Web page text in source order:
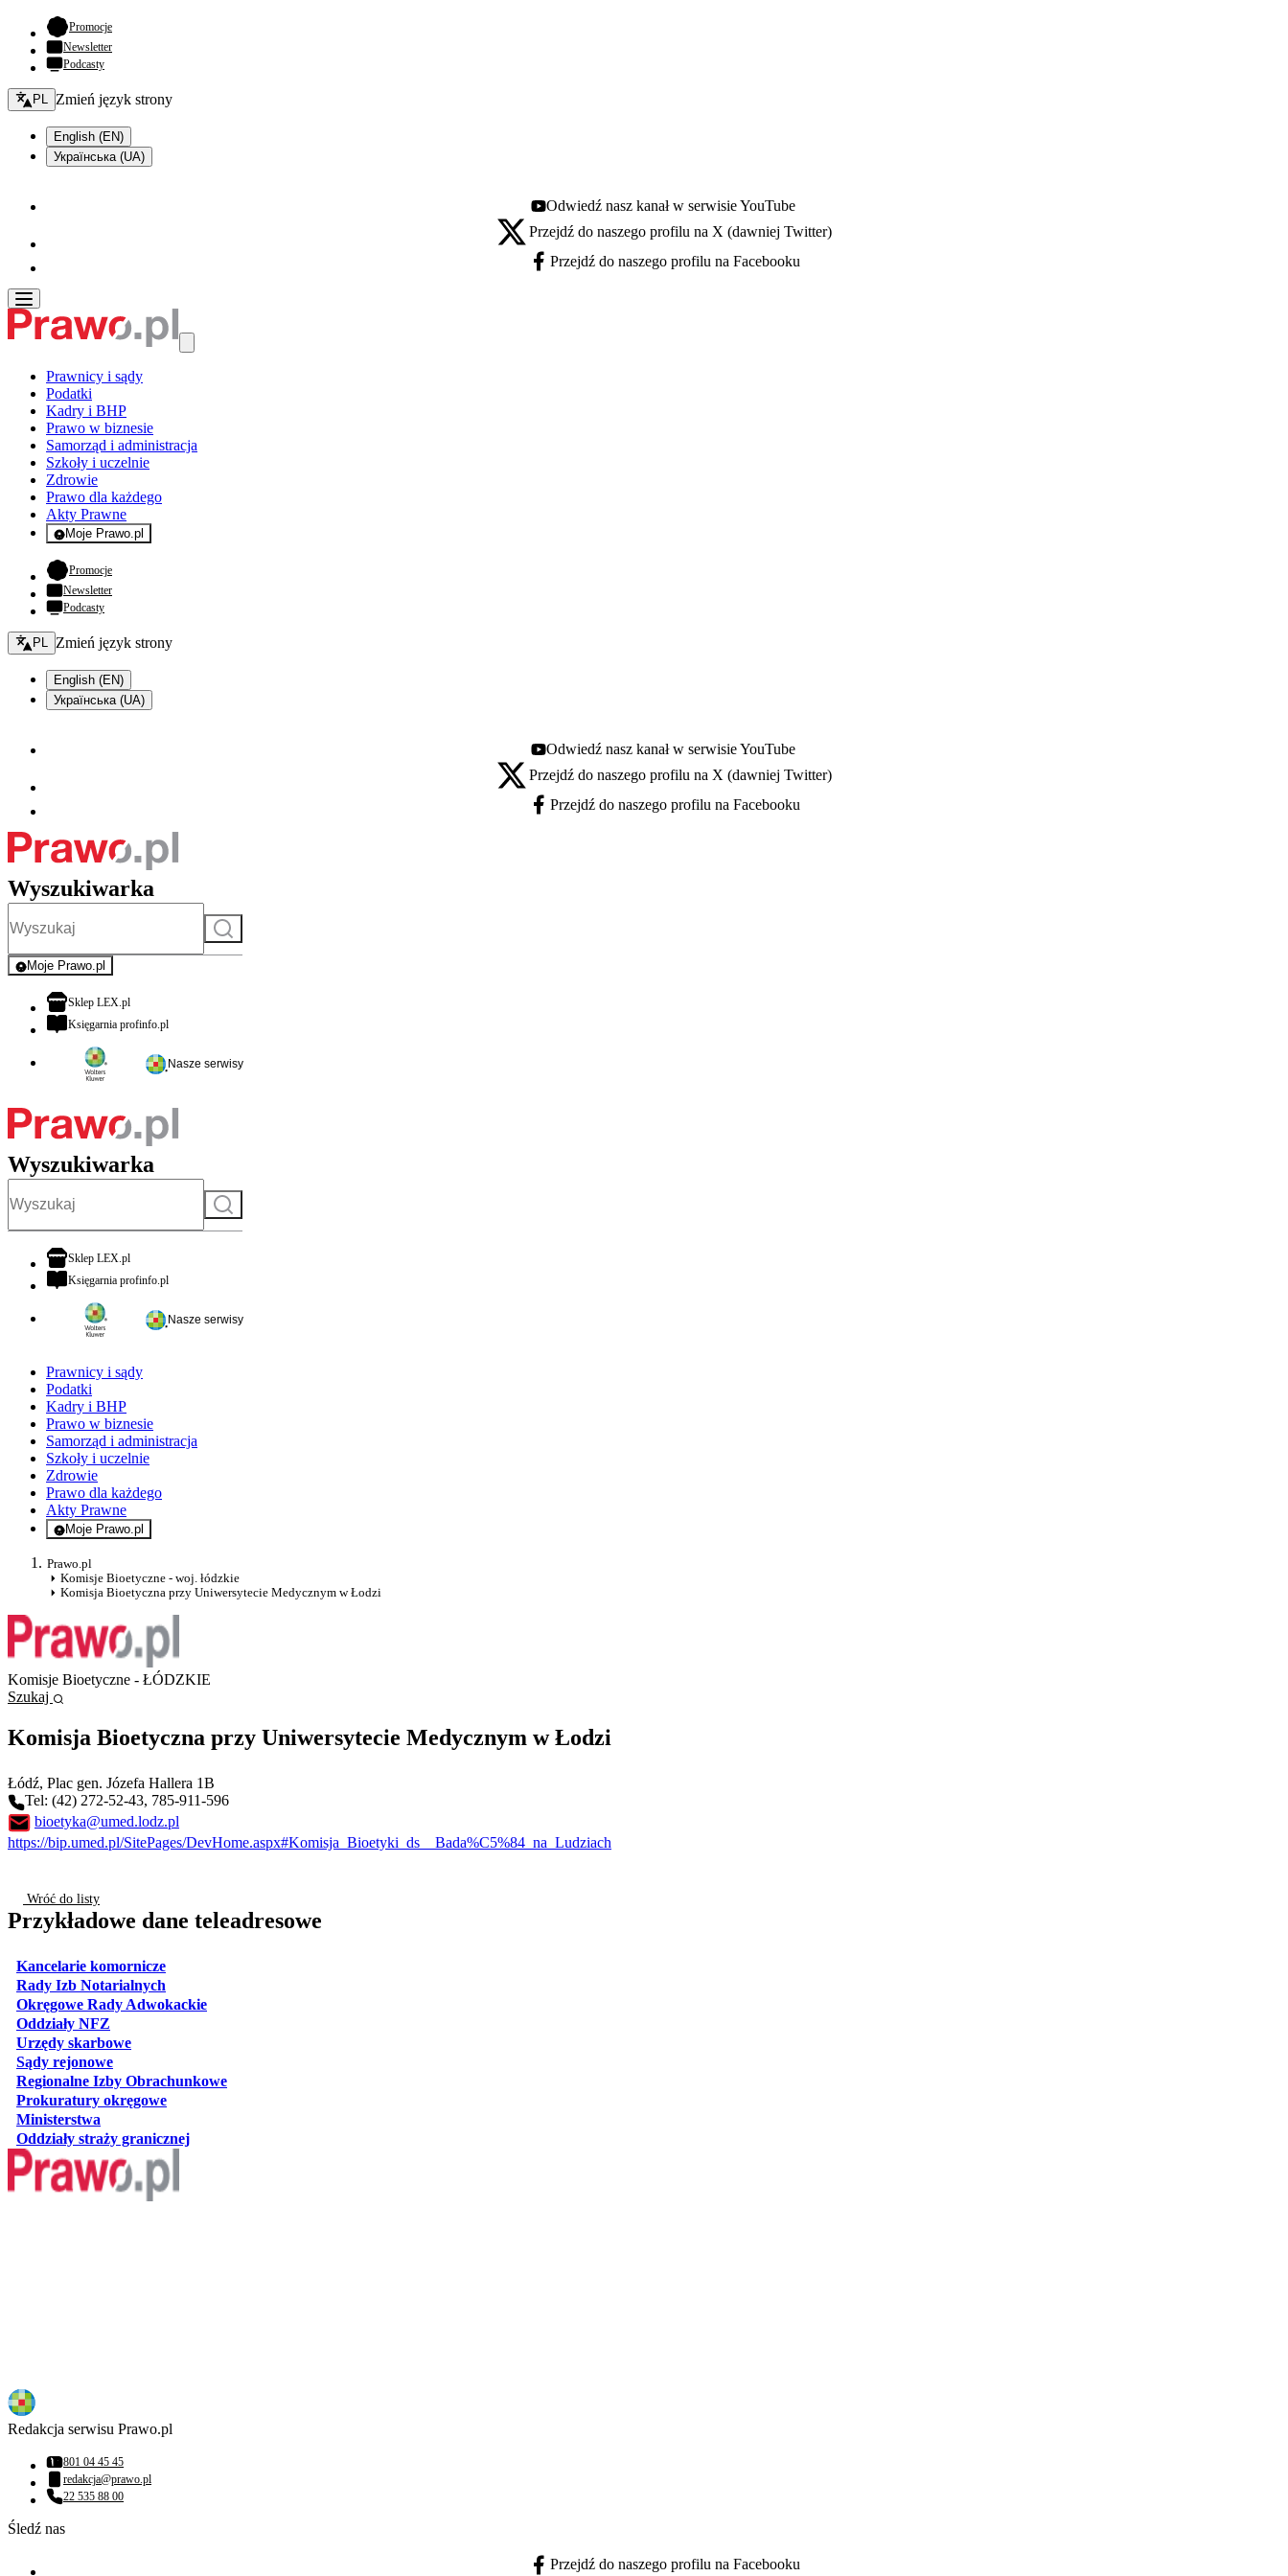
Promocje- otwiera się w nowej karcie
Newsletter
Podcasty
Zmień język - bieżący:
PL Zmień język strony
English (EN)
Українська (UA)
Youtube - otwiera się w nowej karcie
Odwiedź nasz kanał w serwisie YouTube
X - otwiera się w nowej karcie
Przejdź do naszego profilu na X (dawniej Twitter)
Facebook - otwiera się w nowej karcie
Przejdź do naszego profilu na Facebooku
Prawnicy i sądy
Podatki
Kadry i BHP
Prawo w biznesie
Samorząd i administracja
Szkoły i uczelnie
Zdrowie
Prawo dla każdego
Akty Prawne
Moje Prawo.pl
- rejestracja i logowanie do serwisu
Promocje- otwiera się w nowej karcie
Newsletter
Podcasty
Zmień język - bieżący:
PL Zmień język strony
English (EN)
Українська (UA)
Youtube - otwiera się w nowej karcie
Odwiedź nasz kanał w serwisie YouTube
X - otwiera się w nowej karcie
Przejdź do naszego profilu na X (dawniej Twitter)
Facebook - otwiera się w nowej karcie
Przejdź do naszego profilu na Facebooku
Wyszukiwarka
Szukaj
Moje Prawo.pl
- rejestracja i logowanie do serwisu
Sklep LEX.plotwiera się w nowej karcie
Księgarnia profinfo.plotwiera się w nowej karcie
Nasze serwisy
Wyszukiwarka
Szukaj
Sklep LEX.plotwiera się w nowej karcie
Księgarnia profinfo.plotwiera się w nowej karcie
Nasze serwisy
Prawnicy i sądy
Podatki
Kadry i BHP
Prawo w biznesie
Samorząd i administracja
Szkoły i uczelnie
Zdrowie
Prawo dla każdego
Akty Prawne
Moje Prawo.pl
- rejestracja i logowanie do serwisu
Prawo.pl
Komisje Bioetyczne - woj. łódzkie
Komisja Bioetyczna przy Uniwersytecie Medycznym w Łodzi
Komisje Bioetyczne - ŁÓDZKIE
Szukaj
Komisja Bioetyczna przy Uniwersytecie Medycznym w Łodzi
Łódź, Plac gen. Józefa Hallera 1B
Tel: (42) 272-52-43, 785-911-596
bioetyka@umed.lodz.pl
https://bip.umed.pl/SitePages/DevHome.aspx#Komisja_Bioetyki_ds__Bada%C5%84_na_Ludziach
Wróć do listy
Przykładowe dane teleadresowe
Kancelarie komorniczeotwiera się w nowej karcie
Rady Izb Notarialnych
Okręgowe Rady Adwokackieotwiera się w nowej karcie
Oddziały NFZ
Urzędy skarboweotwiera się w nowej karcie
Sądy rejonoweotwiera się w nowej karcie
Regionalne Izby Obrachunkoweotwiera się w nowej karcie
Prokuratury okręgoweotwiera się w nowej karcie
Ministerstwa
Oddziały straży granicznejotwiera się w nowej karcie
Redakcja serwisu Prawo.pl
Numer telefonu:
801 04 45 45
Adres email:
redakcja@prawo.pl
Numer telefonu:
22 535 88 00
Śledź nas
facebook - otwiera się w nowej karcie
Przejdź do naszego profilu na Facebooku